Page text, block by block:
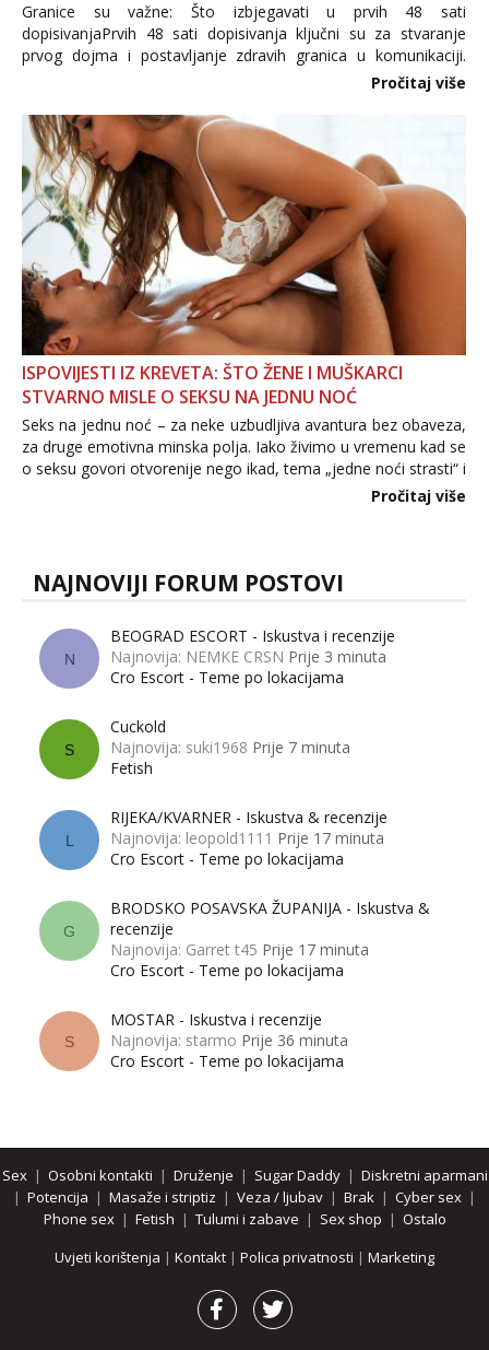
Granice su važne: Što izbjegavati u prvih 48 sati
dopisivanjaPrvih 48 sati dopisivanja ključni su za stvaranje
prvog dojma i postavljanje zdravih granica u komunikaciji.
Važno je izbjeći prebrzo otkrivanje osobnih ili intimnih
informacija, jer nepoznata osoba još nije zaslužila to
povjerenje. Takođe...
Pročitaj više
ISPOVIJESTI IZ KREVETA: ŠTO ŽENE I MUŠKARCI
STVARNO MISLE O SEKSU NA JEDNU NOĆ
Seks na jednu noć – za neke uzbudljiva avantura bez obaveza,
za druge emotivna minska polja. Iako živimo u vremenu kad se
o seksu govori otvorenije nego ikad, tema „jedne noći strasti“ i
dalje izaziva burne rasprave. Što zapravo misle žene, a što
Pročitaj više
NAJNOVIJI FORUM POSTOVI
N
BEOGRAD ESCORT - Iskustva i recenzije
Najnovija: NEMKE CRSN Prije 3 minuta
Cro Escort - Teme po lokacijama
S
Cuckold
Najnovija: suki1968 Prije 7 minuta
Fetish
L
RIJEKA/KVARNER - Iskustva & recenzije
Najnovija: leopold1111 Prije 17 minuta
Cro Escort - Teme po lokacijama
G
BRODSKO POSAVSKA ŽUPANIJA - Iskustva &
recenzije
Najnovija: Garret t45 Prije 17 minuta
Cro Escort - Teme po lokacijama
S
MOSTAR - Iskustva i recenzije
Najnovija: starmo Prije 36 minuta
Cro Escort - Teme po lokacijama
Sex| Osobni kontakti | Druženje | Sugar Daddy| Diskretni aparmani
| Potencija | Masaže i striptiz | Veza / ljubav | Brak | Cyber sex |
Phone sex| Fetish | Tulumi i zabave | Sex shop | Ostalo
Uvjeti korištenja | Kontakt | Polica privatnosti | Marketing